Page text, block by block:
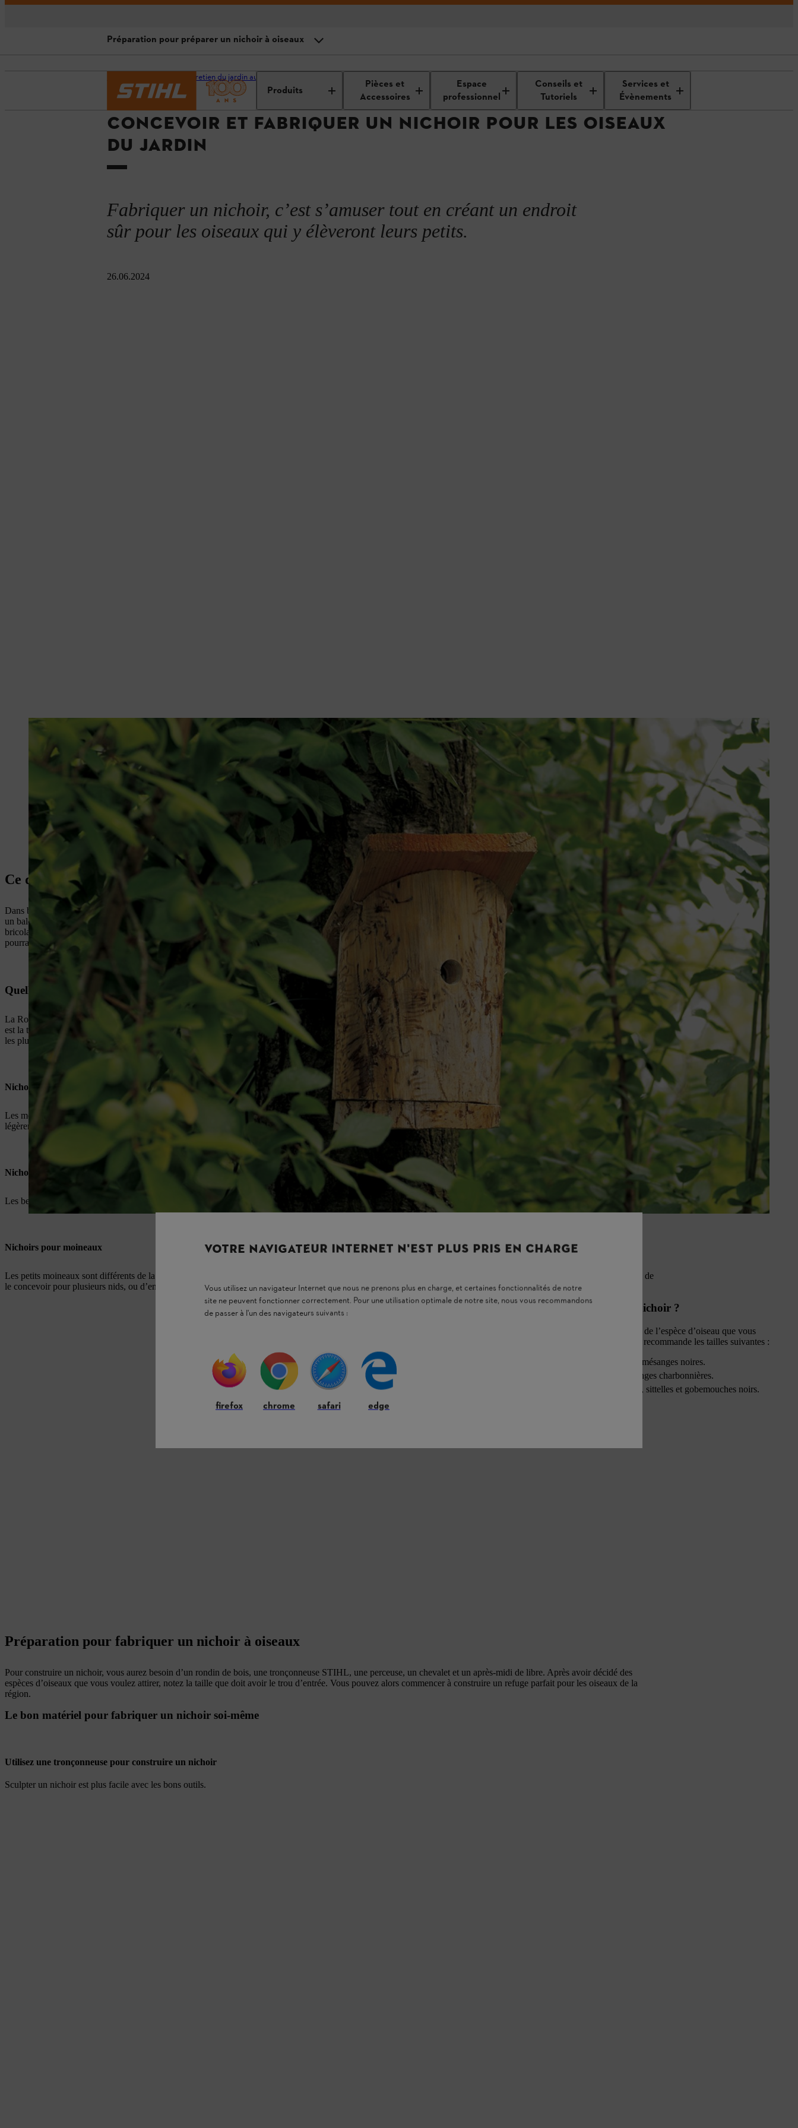
Produits
Pièces et
Accessoires
Espace
professionnel
Conseils et
Tutoriels
Services et
Évènements
Conseils d'entretien du jardin au printemps Idées de bricolage en bois Décoration de jardin en bois Fabriquer un nichoir à oiseaux
CONCEVOIR ET FABRIQUER UN NICHOIR POUR LES OISEAUX
DU JARDIN
Fabriquer un nichoir, c’est s’amuser tout en créant un endroit
sûr pour les oiseaux qui y élèveront leurs petits.
26.06.2024
Préparation pour préparer un nichoir à oiseaux
Ce que vous devez savoir avant de construire un nichoir
Préparation pour préparer un nichoir à oiseaux
Fabriquer un nichoir à oiseaux : Instructions étape par étape
Informations sur les nichoirs dans les jardins
Ce que vous devez savoir avant de construire un nichoir
Dans beaucoup de zones urbaines et plus rurales, l’habitat naturel permettant aux oiseaux de se reproduire sans être dérangés est limité. Toute personne qui possède un jardin,
un balcon ou un parc local peut fabriquer un nichoir pour oiseaux pour les aider en leur donnant un endroit où nicher et pondre des œufs. Les nichoirs sont des projets de
bricolage simples, généralement réalisés en bois ou béton de bois, qui fournissent un abri contre le vent et les intempéries ainsi qu’une protection contre les prédateurs qui
pourraient voler les
œufs du nid. Vous pouvez trouver en ligne des plans pour construire différents modèles de nichoirs.
Quelle doit être la taille d’un nichoir ?
La Royal Society for the Protection of Birds (RSPB) recommande une surface minimale à la base de 10 cm sur 10 cm et une hauteur de 20-25 cm. Cependant, le plus important
est la taille de son trou d’entrée : elle détermine généralement l’espèce d’oiseau qui y résidera. Les petites espèces d’oiseaux choisiront de petits trous d’entrée, pour empêcher
les plus gros oiseaux et les prédateurs d’y entrer. Pensez aux oiseaux que vous avez dans votre région et que vous aimeriez attirer dans votre nichoir.
Nichoirs pour mésanges
Les mésanges bleues et les mésanges des marais préfèrent un nichoir avec un trou d’entrée d’environ 25 mm de large. Les mésanges charbonnières préféreront une entrée
légèrement plus grande de 28 mm.
Nichoirs pour bergeronnettes
Les bergeronnettes et les gobemouches tachetés préfèrent les nichoirs semi-ouverts à l’avant, comme les merles et les rouges-gorges.
Nichoirs pour moineaux
Les petits moineaux sont différents de la plupart des espèces d’oiseaux vivant dans des trous, car ils sont sociables. Si vous fabriquez un nichoir à moineaux, il est conseillé de
le concevoir pour plusieurs nids, ou d’en installer plusieurs pour en faire un groupe.
Quelle taille doit avoir l’entrée du nichoir ?
Le trou d’entrée du nichoir dépend de la taille de l’espèce d’oiseau que vous
souhaitez voir utiliser votre nichoir. La RSPB recommande les tailles suivantes :
25 mm pour les mésanges bleues et les mésanges noires.
28 mm pour les passereaux et les mésanges charbonnières.
32 mm pour les moineaux domestiques, sittelles et gobemouches noirs.
Préparation pour fabriquer un nichoir à oiseaux
Pour construire un nichoir, vous aurez besoin d’un rondin de bois, une tronçonneuse STIHL, une perceuse, un chevalet et un après-midi de libre. Après avoir décidé des
espèces d’oiseaux que vous voulez attirer, notez la taille que doit avoir le trou d’entrée. Vous pouvez alors commencer à construire un refuge parfait pour les oiseaux de la
région.
Le bon matériel pour fabriquer un nichoir soi-même
Utilisez une tronçonneuse pour construire un nichoir
Sculpter un nichoir est plus facile avec les bons outils.
VOTRE NAVIGATEUR INTERNET N'EST PLUS PRIS EN CHARGE
Vous utilisez un navigateur Internet que nous ne prenons plus en charge, et certaines fonctionnalités de notre
site ne peuvent fonctionner correctement. Pour une utilisation optimale de notre site, nous vous recommandons
de passer à l'un des navigateurs suivants :
firefox chrome safari edge